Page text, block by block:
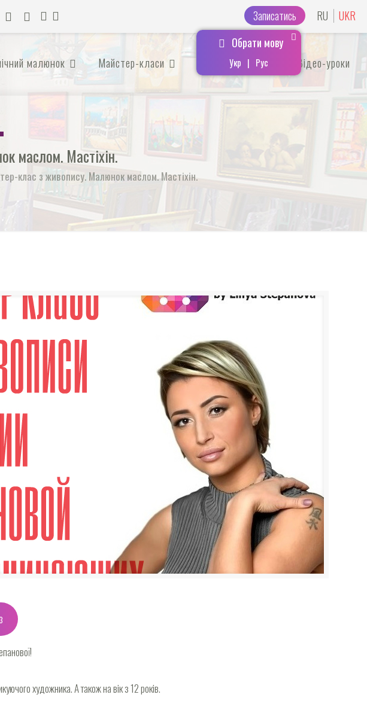
Обрати мову
Укр | Рус
Записатись RU UKR
малюнок Майстер-класи Авторська галерея Відео-уроки
маслом. Мастіхін.
клас з живопису. Малюнок маслом. Мастіхін.
художника. А також на вік з 12 років.